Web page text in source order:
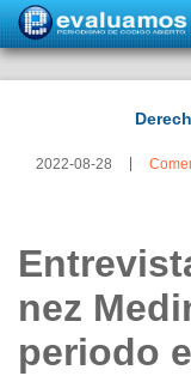
2022-08-28
nez
periodo